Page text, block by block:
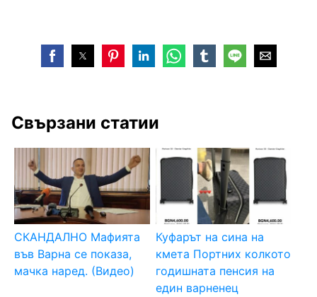
Свързани статии
СКАНДАЛНО Мафията
във Варна се показа,
мачка наред. (Видео)
Куфарът на сина на
кмета Портних колкото
годишната пенсия на
един варненец